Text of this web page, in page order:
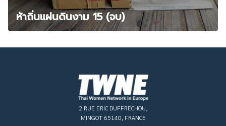
ห้าถิ่นแผ่นดินงาม 15 (จบ)
2 RUE ERIC DUFFRECHOU,
MINGOT 65140, FRANCE